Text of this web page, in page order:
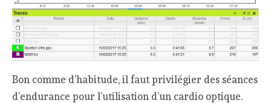
Bon comme d’habitude, il faut privilégier des séances
d’endurance pour l’utilisation d’un cardio optique.